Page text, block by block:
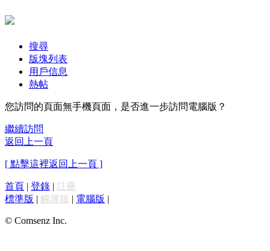
搜尋
版塊列表
用戶信息
熱帖
您訪問的頁面無手機頁面，是否進一步訪問電腦版？
繼續訪問
返回上一頁
[ 點擊這裡返回上一頁 ]
首頁 | 登錄 | 註冊
標準版 | 觸屏版 | 電腦版 |
© Comsenz Inc.